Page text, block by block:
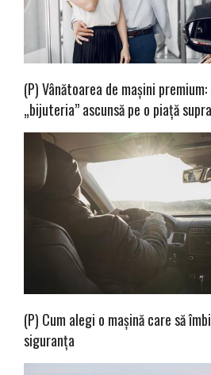
(P) Vânătoarea de mașini
„bijuteria” ascunsă pe o piață
(P) Cum alegi o mașină care să
siguranța